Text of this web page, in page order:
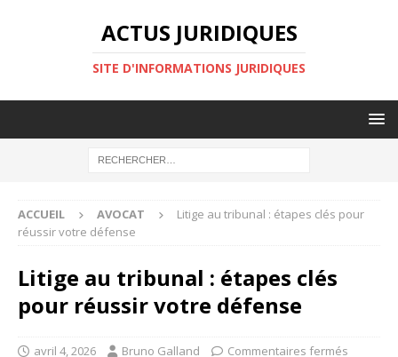
ACTUS JURIDIQUES
SITE D'INFORMATIONS JURIDIQUES
ACCUEIL AVOCAT
Litige au tribunal : étapes clés pour
réussir votre défense
Litige au tribunal : étapes clés
pour réussir votre défense
avril 4, 2026 Bruno Galland Commentaires fermés